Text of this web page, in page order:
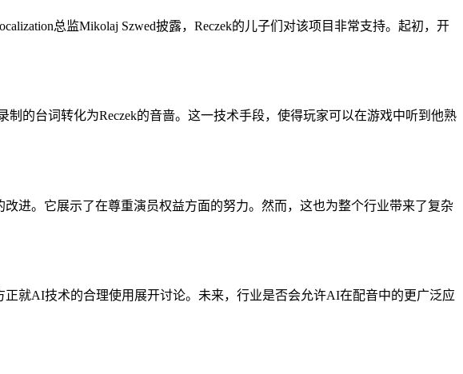
总监Mikolaj Szwed披露，Reczek的儿子们对该项目非常支持。起初，开
制的台词转化为Reczek的音啬。这一技术手段，使得玩家可以在游戏中听到他熟
进。它展示了在尊重演员权益方面的努力。然而，这也为整个行业带来了复杂
就AI技术的合理使用展开讨论。未来，行业是否会允许AI在配音中的更广泛应